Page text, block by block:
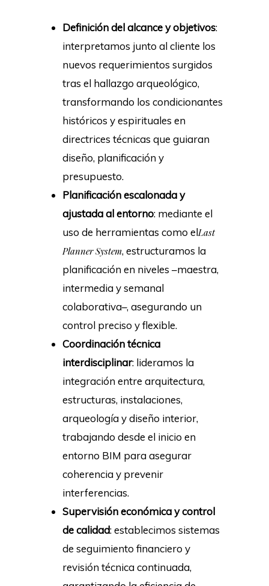
Definición del alcance y objetivos:
interpretamos junto al cliente los
nuevos requerimientos surgidos
tras el hallazgo arqueológico,
transformando los condicionantes
históricos y espirituales en
directrices técnicas que guiaran
diseño, planificación y
presupuesto.
Planificación escalonada y
ajustada al entorno: mediante el
uso de herramientas como elLast
Planner System, estructuramos la
planificación en niveles –maestra,
intermedia y semanal
colaborativa–, asegurando un
control preciso y flexible.
Coordinación técnica
interdisciplinar: lideramos la
integración entre arquitectura,
estructuras, instalaciones,
arqueología y diseño interior,
trabajando desde el inicio en
entorno BIM para asegurar
coherencia y prevenir
interferencias.
Supervisión económica y control
de calidad: establecimos sistemas
de seguimiento financiero y
revisión técnica continuada,